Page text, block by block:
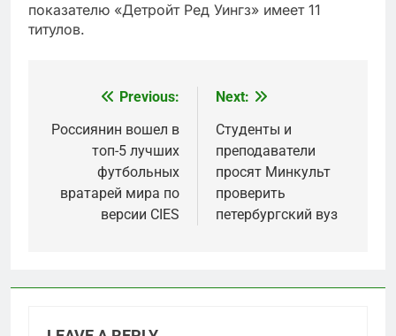
показателю «Детройт Ред Уингз» имеет 11
титулов.
navigation
Previous:
Россиянин вошел в
топ-5 лучших
футбольных
вратарей мира по
версии CIES
Next:
Студенты и
преподаватели
просят Минкульт
проверить
петербургский вуз